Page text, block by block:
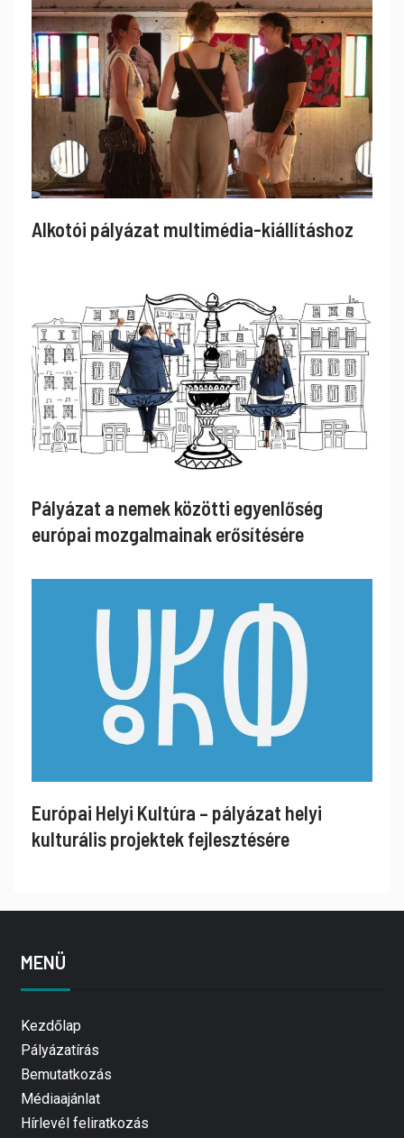
Alkotói pályázat multimédia-kiállításhoz
Pályázat a nemek közötti egyenlőség
európai mozgalmainak erősítésére
Európai Helyi Kultúra – pályázat helyi
kulturális projektek fejlesztésére
MENÜ
Kezdőlap
Pályázatírás
Bemutatkozás
Médiaajánlat
Hírlevél feliratkozás